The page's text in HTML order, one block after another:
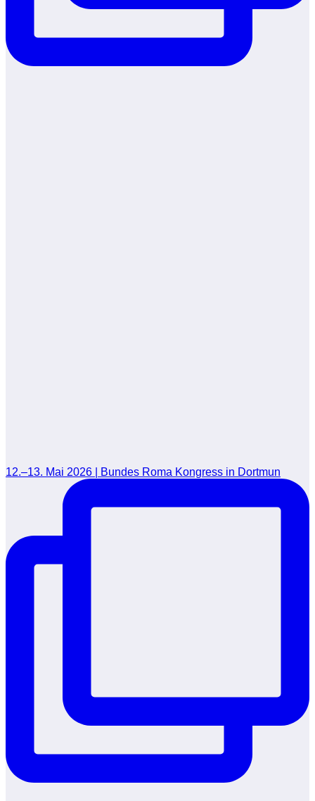
12.–13. Mai 2026 | Bundes Roma Kongress in Dortmun